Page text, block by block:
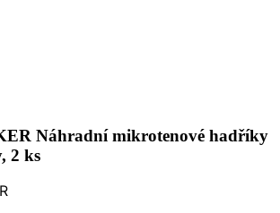
Náhradní mikrotenové hadříky
2 ks